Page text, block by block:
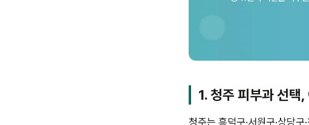
1. 청주 피부과 선택
청주는 흥덕구·서원구·상당